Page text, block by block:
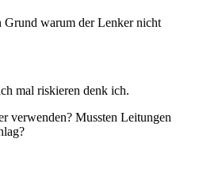
Grund warum der Lenker nicht
mal riskieren denk ich.
verwenden? Mussten Leitungen